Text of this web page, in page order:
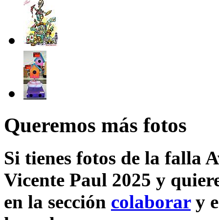
Queremos más fotos
Si tienes fotos de la falla
Vicente Paul 2025 y
en la sección colaborary